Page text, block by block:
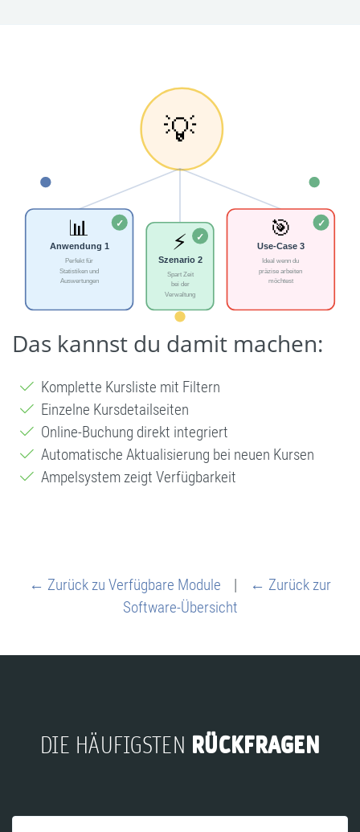
Das kannst du damit machen:
Komplette Kursliste mit Filtern
Einzelne Kursdetailseiten
Online-Buchung direkt integriert
Automatische Aktualisierung bei neuen Kursen
Ampelsystem zeigt Verfügbarkeit
← Zurück zu Verfügbare Module |
← Zurück zur
Software-Übersicht
DIE HÄUFIGSTEN RÜCKFRAGEN